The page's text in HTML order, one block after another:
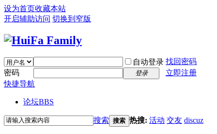
设为首页收藏本站
开启辅助访问 切换到窄版
自动登录 找回密码
密码
登录
立即注册
快捷导航
论坛BBS
搜索 搜索 热搜: 活动 交友 discuz